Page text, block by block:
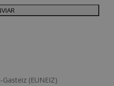
de Privacidad.
y/o email):
(EUNEIZ)